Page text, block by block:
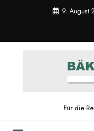
9. August
Für die